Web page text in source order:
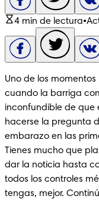
4 min de lectura•
Uno de los
cuando la barriga
inconfundible de que
hacerse la pregunta
embarazo en las
Tienes mucho que
dar la noticia hasta
todos los controles
tengas, mejor.